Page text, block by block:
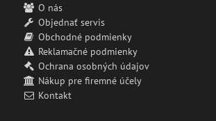
O nás
Objednať servis
Obchodné podmienky
Reklamačné podmienky
Ochrana osobných údajov
Nákup pre firemné účely
Kontakt